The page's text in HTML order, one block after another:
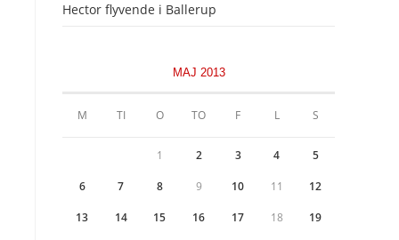
Hector flyvende i Ballerup
MAJ 2013
M TI O TO F L S
1 2 3 4 5
6 7 8 9 10 11 12
13 14 15 16 17 18 19